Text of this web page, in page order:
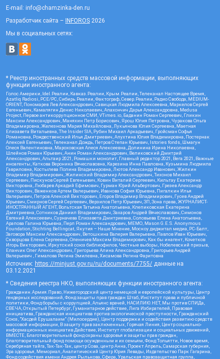
E-mail: info@chamzinka-den.ru
Разработчик сайта –
INFOROS 2026
Мы в социальных сетях:
* Реестр иностранных средств массовой информации, выполняющих
функции иностранного агента:
Голос Америки, Idel.Реалии, Кавказ.Реалии, Крым.Реалии, Телеканал Настоящее Время,
Azatliq Radiosi, PCE/PC, Сибирь.Реалии, Фактограф, Север.Реалии, Радио Свобода, MEDIUM-
ORIENT, Пономарев Лев Александрович, Савицкая Людмила Алексеевна, Маркелов Сергей
Евгеньевич, Камалягин Денис Николаевич, Апахончич Дарья Александровна, Medusa
Project, Первое антикоррупционное СМИ, VTimes.io, Баданин Роман Сергеевич, Гликин
Максим Александрович, Маняхин Петр Борисович, Ярош Юлия Петровна, Чуракова Ольга
Владимировна, Железнова Мария Михайловна, Лукьянова Юлия Сергеевна, Маетная
Елизавета Витальевна, The Insider SIA, Рубин Михаил Аркадьевич, Гройсман Софья
Романовна, Рождественский Илья Дмитриевич, Апухтина Юлия Владимировна, Постернак
Алексей Евгеньевич, Телеканал Дождь, Петров Степан Юрьевич, Istories fonds, Шмагун
Олеся Валентиновна, Мароховская Алеся Алексеевна, Долинина Ирина Николаевна,
Шлейнов Роман Юрьевич, Анин Роман Александрович, Великовский Дмитрий
Александрович, Альтаир 2021, Ромашки монолит, Главный редактор 2021, Вега 2021, Важные
иноагенты, Каткова Вероника Вячеславовна, Карезина Инна Павловна, Кузьмина Людмила
Гавриловна, Костылева Полина Владимировна, Лютов Александр Иванович, Жилкин
Владимир Владимирович, Жилинский Владимир Александрович, Тихонов Михаил
Сергеевич, Пискунов Сергей Евгеньевич, Ковин Виталий Сергеевич, Кильтау Екатерина
Викторовна, Любарев Аркадий Ефимович, Гурман Юрий Альбертович, Грезев Александр
Викторович, Важенков Артем Валерьевич, Иванова София Юрьевна, Пигалкин Илья
Валерьевич, Петров Алексей Викторович, Егоров Владимир Владимирович, Гусев Андрей
Юрьевич, Смирнов Сергей Сергеевич, Верзилов Петр Юрьевич, ЗП, Зона права, ЖУРНАЛИСТ-
ИНОСТРАННЫЙ АГЕНТ, Вольтская Татьяна Анатольевна, Клепиковская Екатерина
Дмитриевна, Сотников Даниил Владимирович, Захаров Андрей Вячеславович, Симонов
Евгений Алексеевич, Сурначева Елизавета Дмитриевна, Соловьева Елена Анатольевна,
Арапова Галина Юрьевна, Перл Роман Александрович, МЕМО, Mason G.E.S. Anonymous
Foundation, Stichting Bellingcat, Якутия – Наше Мнение, Москоу диджитал медиа, РС-Балт,
Заговора Максим Александрович, Ветошкина Валерия Валерьевна, Павлов Иван Юрьевич,
Скворцова Елена Сергеевна, Оленичев Максим Владимирович, Как бы инагент, Кочетков
Игорь Викторович, Иркутский союз библиофилов, Честные выборы, Нобелевский призыв,
Еланчик Олег Александрович, Григорьева Алина Александровна, Григорьев Андрей
Валерьевич , Гималова Регина Эмилевна, Хисамова Регина Фаритовна
Источник: https://minjust.gov.ru/ru/documents/7755/ данные на
03.12.2021
* Сведения реестра НКО, выполняющих функции иностранного агента:
Гражданин.Армия.Право, Нижегородский центр немецкой и европейской культуры, Центр
гендерных исследований, Фонд защиты прав граждан Штаб, Институт права и публичной
политики, Фонд борьбы с коррупцией, Альянс врачей, НАСИЛИЮ.НЕТ, Мы против СПИДа,
СВЕЧА, Открытый Петербург, Гуманитарное действие, Лига Избирателей, Правовая
инициатива, Гражданская инициатива против экологической преступности, Гражданский
Союз, "Хасдей Ерушалаим" (Милосердие), Центр поддержки и содействия развитию средств
массовой информации, В защиту прав заключенных, Горячая Линия, Центр социально-
информационных инициатив Действие, Институт глобализации и социальных движений,
ВМЕСТЕ, Благотворительный фонд охраны здоровья и защиты прав граждан,
Благотворительный фонд помощи осужденным и их семьям, Фонд Тольятти, Новое время,
Серебряная тайга, Так-Так-Так, центр Сова, центр Анна, Проект Апрель, Самарская губерния,
Эра здоровья, Мемориал, Аналитический Центр Юрия Левады, Издательство Парк Гагарина,
Фонд содействия имени Андрея Рылькова, Сфера, Уральская правозащитная группа,